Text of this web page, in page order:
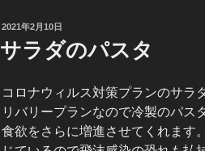
投
日:
2021年2月10日
サラダのパスタ
コロナウィルス対策プランのサラ
リバリープランなので冷製のパス
食欲をさらに増進させてくれます